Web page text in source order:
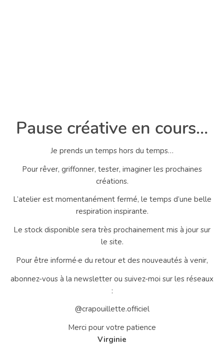
Pause créative en cours…
Je prends un temps hors du temps…
Pour rêver, griffonner, tester, imaginer les prochaines
créations.
L’atelier est momentanément fermé, le temps d’une belle
respiration inspirante.
Le stock disponible sera très prochainement mis à jour sur
le site.
Pour être informé·e du retour et des nouveautés à venir,
abonnez-vous à la newsletter ou suivez-moi sur les réseaux
:
@crapouillette.officiel
Merci pour votre patience
Virginie